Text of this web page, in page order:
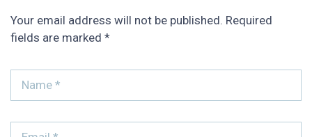
Your email address will not be published. Required
fields are marked *